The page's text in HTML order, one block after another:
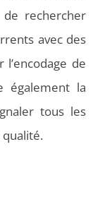
de rechercher
avec des
de
également la
tous les